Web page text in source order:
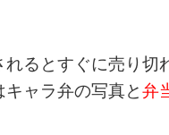
れるとすぐに売り切
キャラ弁の写真と弁